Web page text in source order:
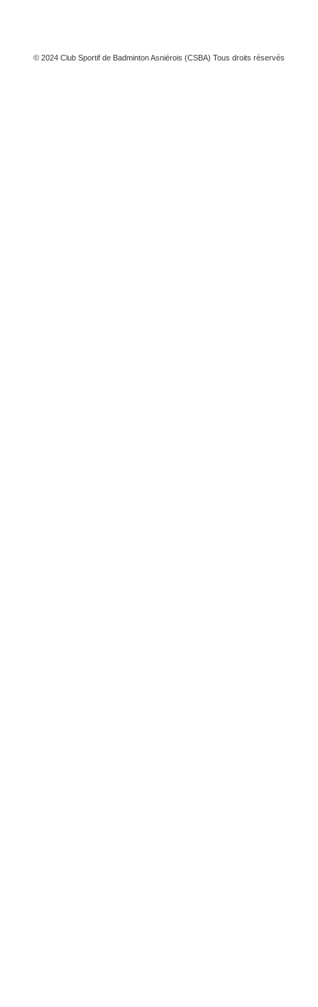
© 2024 Club Sportif de Badminton Asniérois (CSBA) Tous droits réservés